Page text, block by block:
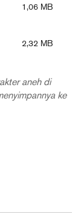
1,06 MB
2,32 MB
aneh di
ke